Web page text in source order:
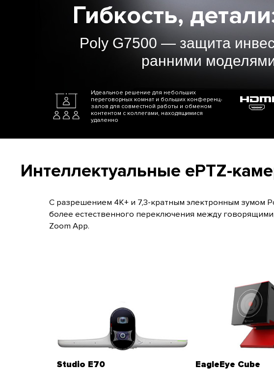
Гибкость,
Poly G7500 — защита
ранними
Идеальное решение для небольших
переговорных комнат и больших конференц-
залов для совместной работы и обменом
контентом с коллегами, находящимися
удаленно
Интеллектуальные ePTZ-
С разрешением 4K+ и 7,3-кратным электронным зумом
более естественного переключения между
Zoom App.
Studio E70 EagleEye Cube